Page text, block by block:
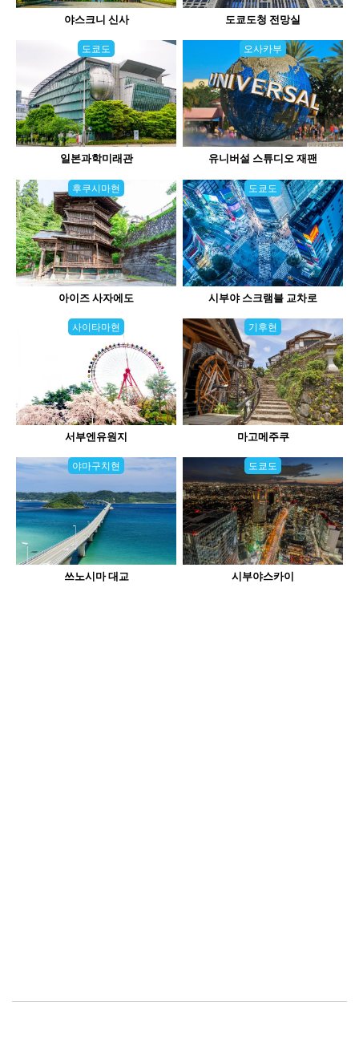
야스크니 신사 도쿄도청 전망실
도쿄도
일본과학미래관
오사카부
유니버설 스튜디오 재팬
후쿠시마현
아이즈 사자에도
도쿄도
시부야 스크램블 교차로
사이타마현
서부엔유원지
기후현
마고메주쿠
야마구치현
쓰노시마 대교
도쿄도
시부야스카이